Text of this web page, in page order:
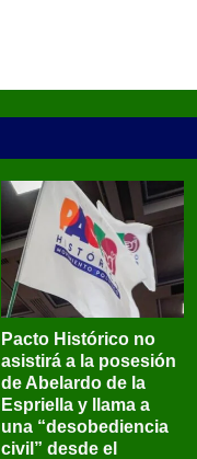
Pacto Histórico no
asistirá a la posesión
de Abelardo de la
Espriella y llama a
una “desobediencia
civil” desde el